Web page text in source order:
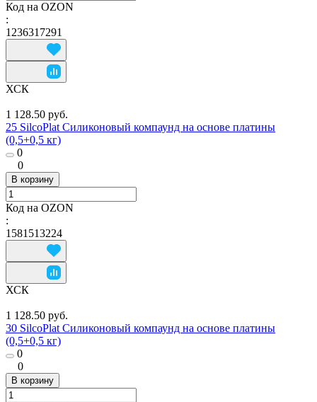
Код на OZON
:
1236317291
ХСК
1 128.50 руб.
25 SilcoPlat Силиконовый компаунд на основе платины
(0,5+0,5 кг)
0
0
В корзину
Код на OZON
:
1581513224
ХСК
1 128.50 руб.
30 SilcoPlat Силиконовый компаунд на основе платины
(0,5+0,5 кг)
0
0
В корзину